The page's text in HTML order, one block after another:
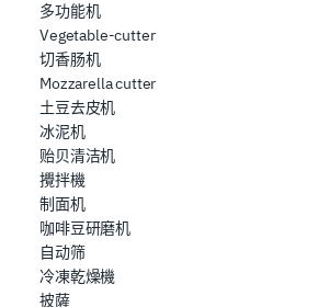
多功能机
Vegetable-cutter
切香肠机
Mozzarella cutter
土豆去皮机
冰泥机
贻贝清洁机
攪拌機
制面机
咖啡豆研磨机
自动筛
冷凍乾燥機
披薩